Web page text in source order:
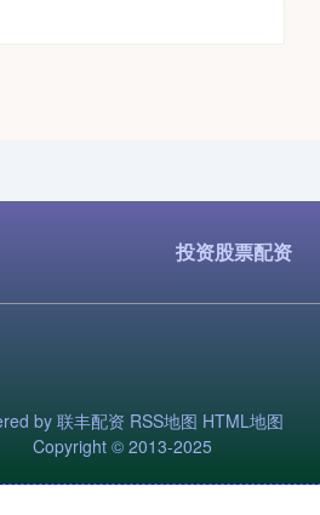
投资股票配资
by联丰配资 RSS地图 HTML地图
Copyright © 2013-2025